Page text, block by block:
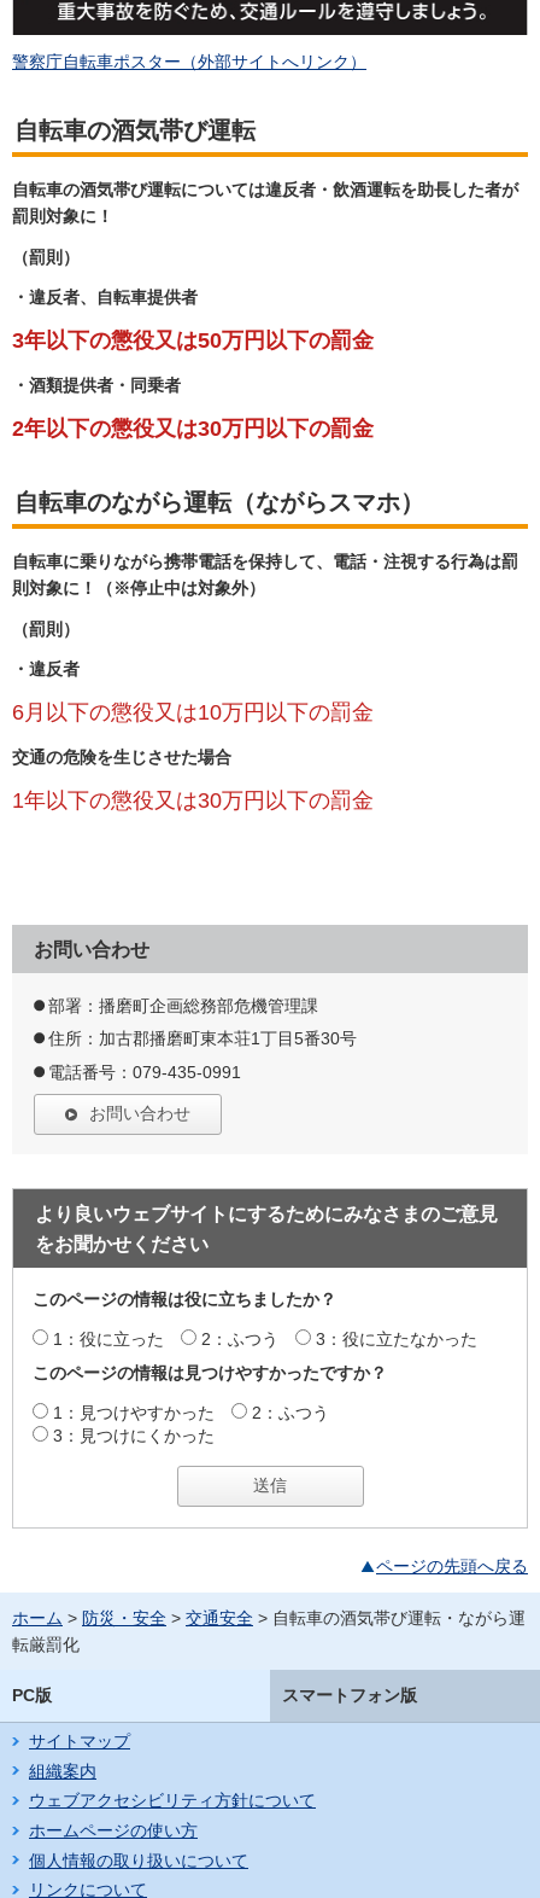
警察庁自転車ポスター（外部サイトへリンク）
自転車の酒気帯び運転
自転車の酒気帯び運転については違反者・飲酒運転を助長した者が
罰則対象に！
（罰則）
・違反者、自転車提供者
3年以下の懲役又は50万円以下の罰金
・酒類提供者・同乗者
2年以下の懲役又は30万円以下の罰金
自転車のながら運転（ながらスマホ）
自転車に乗りながら携帯電話を保持して、電話・注視する行為は罰
則対象に！（※停止中は対象外）
（罰則）
・違反者
6月以下の懲役又は10万円以下の罰金
交通の危険を生じさせた場合
1年以下の懲役又は30万円以下の罰金
お問い合わせ
部署：播磨町企画総務部危機管理課
住所：加古郡播磨町東本荘1丁目5番30号
電話番号：079-435-0991
お問い合わせ
より良いウェブサイトにするためにみなさまのご意見
をお聞かせください
このページの情報は役に立ちましたか？
1：役に立った 2：ふつう
3：役に立たなかった
このページの情報は見つけやすかったですか？
1：見つけやすかった
2：ふつう
3：見つけにくかった
ページの先頭へ戻る
ホーム > 防災・安全 > 交通安全 > 自転車の酒気帯び運転・ながら運
転厳罰化
PC版 スマートフォン版
サイトマップ
組織案内
ウェブアクセシビリティ方針について
ホームページの使い方
個人情報の取り扱いについて
リンクについて